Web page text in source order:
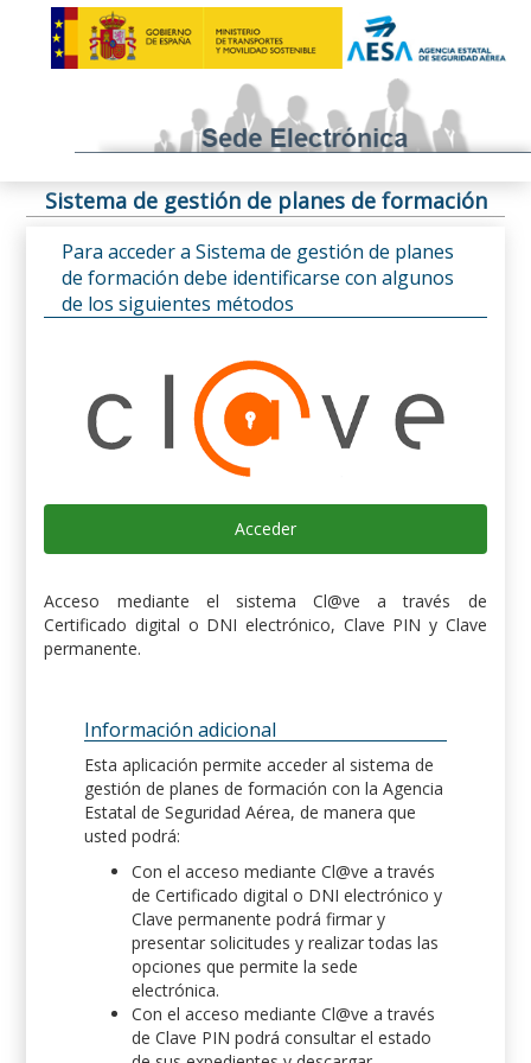
Sistema de gestión de planes de formación
Para acceder a Sistema de gestión de planes
de formación debe identificarse con algunos
de los siguientes métodos
Acceder
Acceso mediante el sistema Cl@ve a través de
Certificado digital o DNI electrónico, Clave PIN y Clave
permanente.
Información adicional
Esta aplicación permite acceder al sistema de
gestión de planes de formación con la Agencia
Estatal de Seguridad Aérea, de manera que
usted podrá:
Con el acceso mediante Cl@ve a través
de Certificado digital o DNI electrónico y
Clave permanente podrá firmar y
presentar solicitudes y realizar todas las
opciones que permite la sede
electrónica.
Con el acceso mediante Cl@ve a través
de Clave PIN podrá consultar el estado